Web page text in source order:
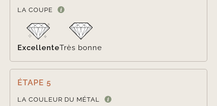
LA COUPE
ExcellenteTrès bonne
ÉTAPE 5
LA COULEUR DU MÉTAL